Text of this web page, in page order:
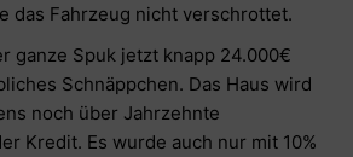
das Fahrzeug nicht verschrottet.
ganze Spuk jetzt knapp 24.000€
Schnäppchen. Das Haus wird
noch über Jahrzehnte
Kredit. Es wurde auch nur mit 10%